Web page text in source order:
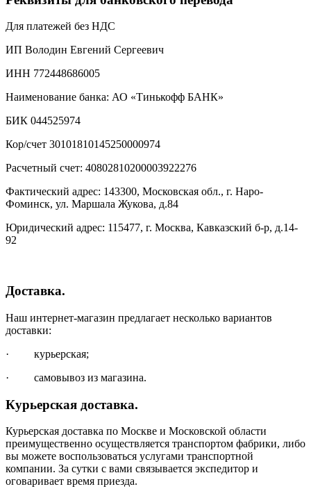
Для платежей без НДС
ИП Володин Евгений Сергеевич
ИНН 772448686005
Наименование банка: АО «Тинькофф БАНК»
БИК 044525974
Кор/счет 30101810145250000974
Расчетный счет: 40802810200003922276
Фактический адрес: 143300, Московская обл., г. Наро-
Фоминск, ул. Маршала Жукова, д.84
Юридический адрес: 115477, г. Москва, Кавказский б-р, д.14-
92
Доставка.
Наш интернет-магазин предлагает несколько вариантов
доставки:
· курьерская;
· самовывоз из магазина.
Курьерская доставка.
Курьерская доставка по Москве и Московской области
преимущественно осуществляется транспортом фабрики, либо
вы можете воспользоваться услугами транспортной
компании. За сутки с вами связывается экспедитор и
оговаривает время приезда.